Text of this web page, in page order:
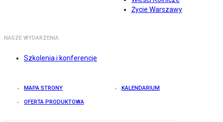
Życie Warszawy
NASZE WYDARZENIA
Szkolenia i konferencje
MAPA STRONY KALENDARIUM
OFERTA PRODUKTOWA